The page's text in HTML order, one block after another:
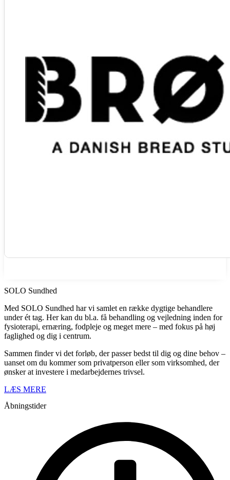
SOLO Sundhed
Med SOLO Sundhed har vi samlet en række dygtige behandlere
under ét tag. Her kan du bl.a. få behandling og vejledning inden for
fysioterapi, ernæring, fodpleje og meget mere – med fokus på høj
faglighed og dig i centrum.
Sammen finder vi det forløb, der passer bedst til dig og dine behov –
uanset om du kommer som privatperson eller som virksomhed, der
ønsker at investere i medarbejdernes trivsel.
LÆS MERE
Åbningstider